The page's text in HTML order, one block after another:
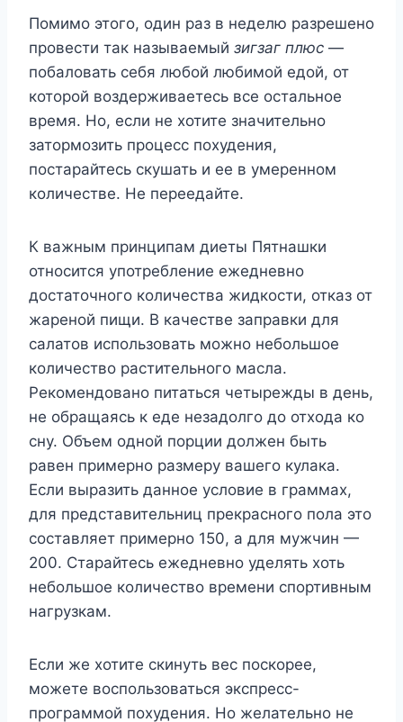
Помимо этого, один раз в неделю разрешено
провести так называемый зигзаг плюс —
побаловать себя любой любимой едой, от
которой воздерживаетесь все остальное
время. Но, если не хотите значительно
затормозить процесс похудения,
постарайтесь скушать и ее в умеренном
количестве. Не переедайте.
К важным принципам диеты Пятнашки
относится употребление ежедневно
достаточного количества жидкости, отказ от
жареной пищи. В качестве заправки для
салатов использовать можно небольшое
количество растительного масла.
Рекомендовано питаться четырежды в день,
не обращаясь к еде незадолго до отхода ко
сну. Объем одной порции должен быть
равен примерно размеру вашего кулака.
Если выразить данное условие в граммах,
для представительниц прекрасного пола это
составляет примерно 150, а для мужчин —
200. Старайтесь ежедневно уделять хоть
небольшое количество времени спортивным
нагрузкам.
Если же хотите скинуть вес поскорее,
можете воспользоваться экспресс-
программой похудения. Но желательно не